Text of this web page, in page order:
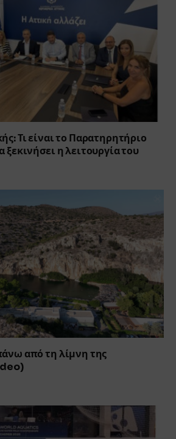
Τι είναι το Παρατηρητήριο
η λειτουργία του
από τη λίμνη της